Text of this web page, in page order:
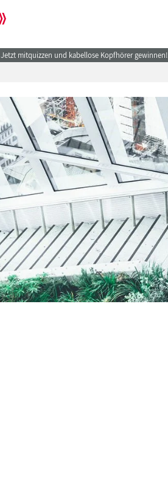
Jetzt mitquizzen und kabellose Kopfhörer gewinnen!